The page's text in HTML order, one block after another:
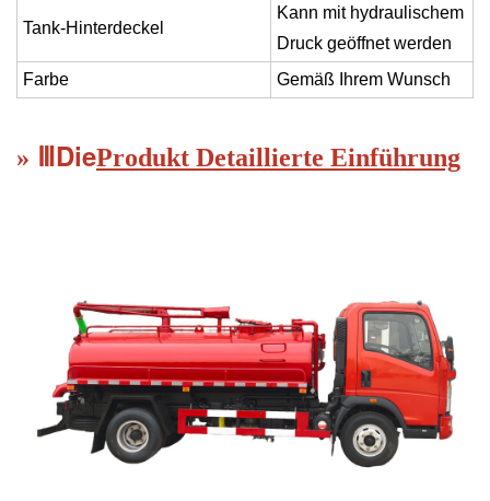
Tank-Hinterdeckel
Kann mit hydraulischem
Druck geöffnet werden
Farbe
Gemäß Ihrem Wunsch
» DieProdukt Detaillierte Einführung